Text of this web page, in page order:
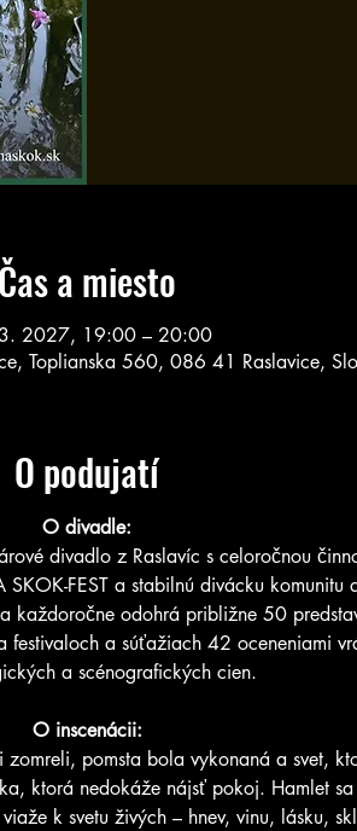
Čas a miesto
2027, 19:00 – 20:00
Toplianska 560, 086 41 Raslavice,
O podujatí
O divadle:
divadlo z Raslavíc s celoročnou
FEST a stabilnú divácku
každoročne odohrá približne 50
a súťažiach 42 oceneniami
a scénografických cien.
O inscenácii:
pomsta bola vykonaná a svet,
ktorá nedokáže nájsť pokoj. Hamlet
k svetu živých – hnev, vinu, lásku,